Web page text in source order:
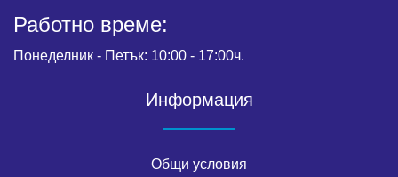
Работно време:
Понеделник - Петък: 10:00 - 17:00ч.
Информация
Общи условия